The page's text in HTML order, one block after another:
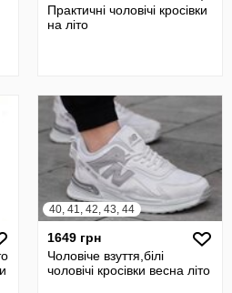
Практичні чоловічі кросівки
на літо
40, 41, 42, 43, 44
1649 грн
Чоловіче взуття,білі
чоловічі кросівки весна літо